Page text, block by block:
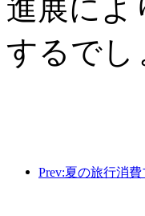
進展によ
するでし